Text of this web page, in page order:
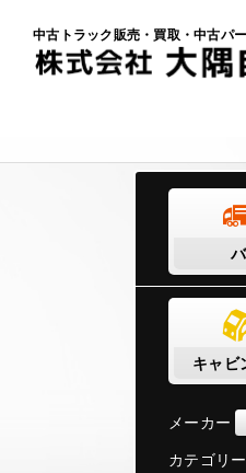
中古トラック販売・買取・中古パ
キャビ
メーカー
カテゴリー